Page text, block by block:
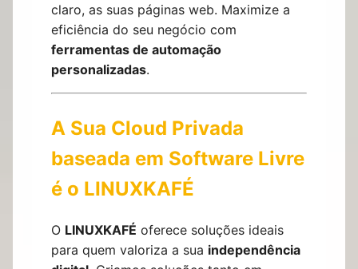
claro, as suas páginas web. Maximize a
eficiência do seu negócio com
ferramentas de automação
personalizadas.
A Sua Cloud Privada
baseada em Software Livre
é o LINUXKAFÉ
O LINUXKAFÉ oferece soluções ideais
para quem valoriza a sua independência